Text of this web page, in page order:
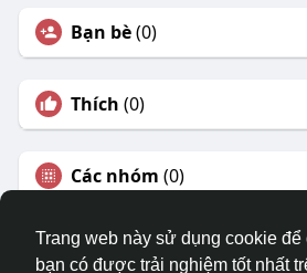
Trang web này sử dụng cookie để
bạn có được trải nghiệm tốt nhất
Bạn bè(0)
Thích (0)
Các nhóm (0)